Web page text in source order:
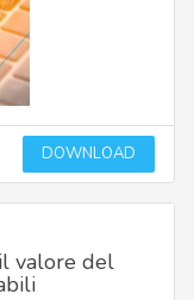
DOWNLOAD
valore del